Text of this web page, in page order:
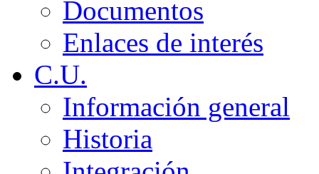
Documentos
Enlaces de interés
C.U.
Información general
Historia